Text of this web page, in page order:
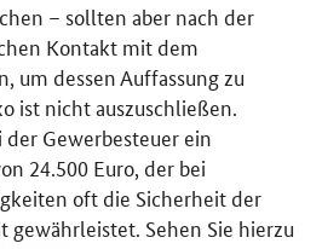
– sollten aber nach der
Kontakt mit dem
um dessen Auffassung zu
ist nicht auszuschließen.
Gewerbesteuer ein
24.500 Euro, der bei
oft die Sicherheit der
gewährleistet. Sehen Sie hierzu